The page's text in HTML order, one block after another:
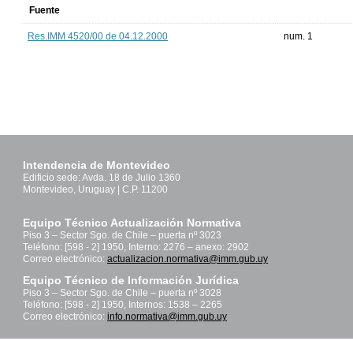
Fuente
Res.IMM 4520/00 de 04.12.2000 num. 1
Intendencia de Montevideo
Edificio sede: Avda. 18 de Julio 1360
Montevideo, Uruguay | C.P. 11200
Equipo Técnico Actualización Normativa
Piso 3 – Sector Sgo. de Chile – puerta nº 3023
Teléfono: [598 - 2] 1950, Interno: 2276 – anexo: 2902
Correo electrónico: actualizacion.normativa@imm.gub.uy
Equipo Técnico de Información Jurídica
Piso 3 – Sector Sgo. de Chile – puerta nº 3028
Teléfono: [598 - 2] 1950, Internos: 1538 – 2265
Correo electrónico: info.normativa@imm.gub.uy